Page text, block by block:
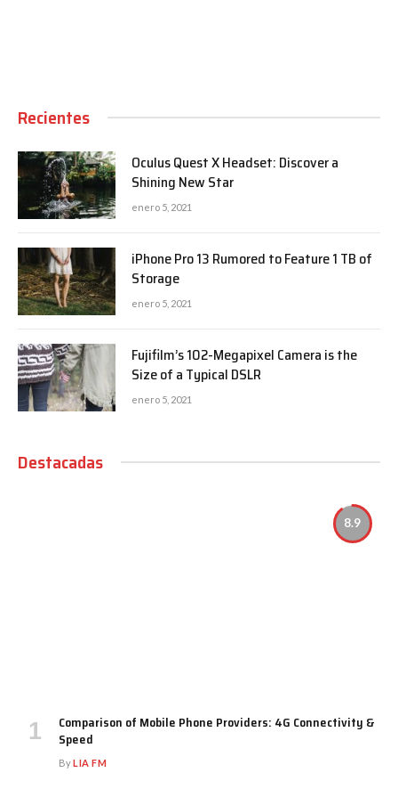
Recientes
Oculus Quest X Headset: Discover a
Shining New Star
enero 5, 2021
iPhone Pro 13 Rumored to Feature 1 TB of
Storage
enero 5, 2021
Fujifilm’s 102-Megapixel Camera is the
Size of a Typical DSLR
enero 5, 2021
Destacadas
8.9
Comparison of Mobile Phone Providers: 4G Connectivity &
Speed
ByLIA FM